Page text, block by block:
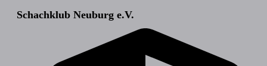
Schachklub Neuburg e.V.